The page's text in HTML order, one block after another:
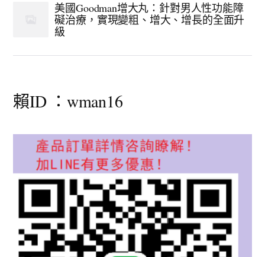
美國Goodman增大丸：針對男人性功能障
礙治療，實現變粗、增大、增長的全面升
級
賴ID ：wman16